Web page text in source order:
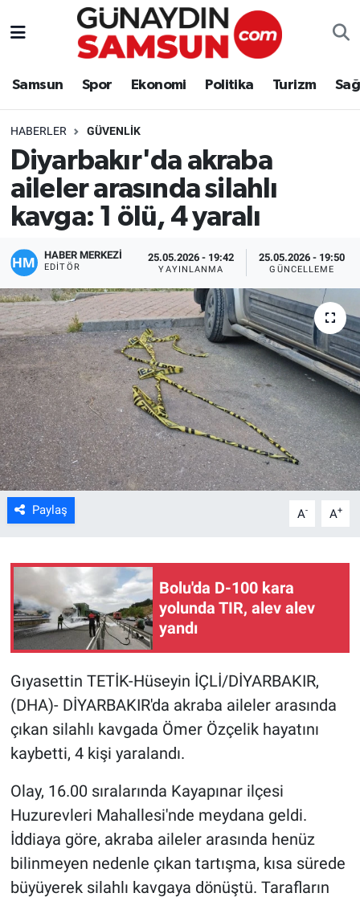
Samsun Spor Ekonomi Politika Turizm
HABERLER GÜVENLIK
Diyarbakır'da akraba
aileler arasında silahlı
kavga: 1 ölü, 4 yaralı
HABER MERKEZİ
EDITÖR
25.05.2026 - 19:42
YAYINLANMA
25.05.2026 - 19:50
GÜNCELLEME
Paylaş A- A+
Bolu'da D-100 kara
yolunda TIR, alev alev
yandı
Gıyasettin TETİK-Hüseyin İÇLİ/DİYARBAKIR,
(DHA)- DİYARBAKIR'da akraba aileler arasında
çıkan silahlı kavgada Ömer Özçelik hayatını
kaybetti, 4 kişi yaralandı.
Olay, 16.00 sıralarında Kayapınar ilçesi
Huzurevleri Mahallesi'nde meydana geldi.
İddiaya göre, akraba aileler arasında henüz
bilinmeyen nedenle çıkan tartışma, kısa sürede
büyüyerek silahlı kavgaya dönüştü. Tarafların
Samsun
Politika
Turizm
Sağlık
Eğitim
Yaşam
Kültür Sanat
Bilim ve Teknoloji
Genel
Nöbetçi Eczaneler
Süper Lig Puan Durumu ve Fikstür
Tüm Manşetler
Son Dakika Haberleri
Haber Arşivi